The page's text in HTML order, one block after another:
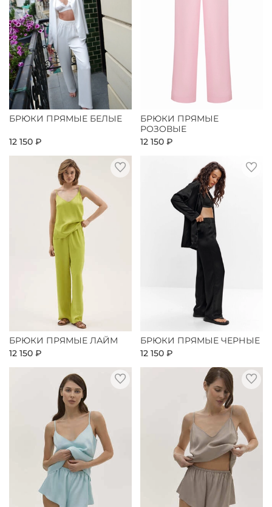
БРЮКИ ПРЯМЫЕ БЕЛЫЕ
12 150 ₽
БРЮКИ ПРЯМЫЕ
РОЗОВЫЕ
12 150 ₽
БРЮКИ ПРЯМЫЕ ЛАЙМ
12 150 ₽
БРЮКИ ПРЯМЫЕ ЧЕРНЫЕ
12 150 ₽